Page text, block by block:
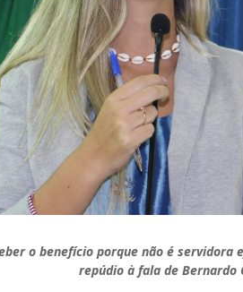
o benefício porque não é
repúdio à fala de Bernardo